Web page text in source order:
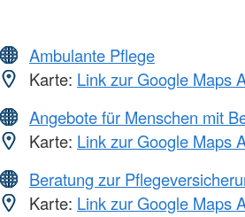
Ambulante Pflege
Karte: Link zur Google Maps
Angebote für Menschen mit
Karte: Link zur Google Maps
Beratung zur
Karte: Link zur Google Maps